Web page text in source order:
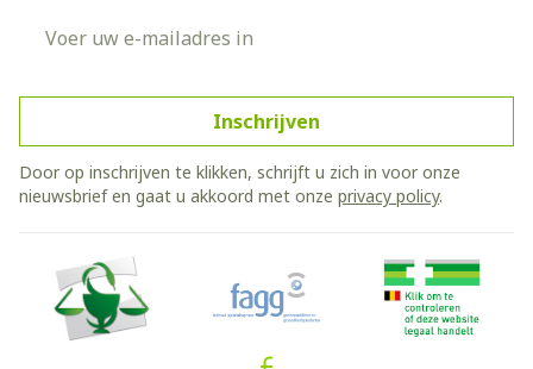
Inschrijven
Door op inschrijven te klikken, schrijft u zich in voor onze
nieuwsbrief en gaat u akkoord met onze privacy policy.